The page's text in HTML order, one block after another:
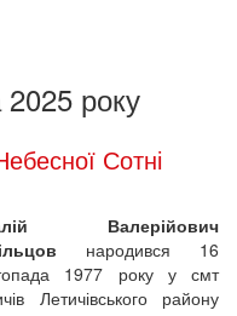
року
Сотні
Валерійович
народився 16
1977 року у смт
Летичівського району